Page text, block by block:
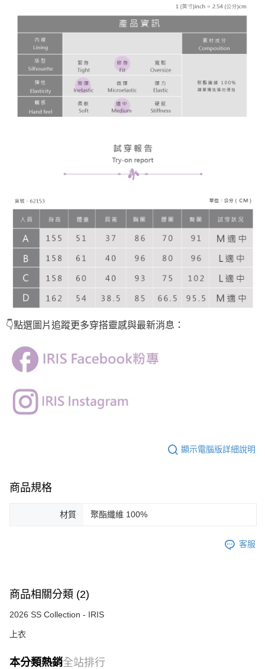
👇點選圖片追蹤更多穿搭靈感與最新消息：
顯示電腦版詳細說明
商品規格
材質 聚酯纖維 100%
客服
商品相關分類 (2)
2026 SS Collection - IRIS
上衣
本分類熱銷全站排行